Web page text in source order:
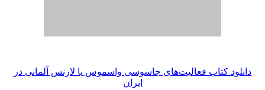
دانلود کتاب فعالیت‌های جاسوسی واسموس یا لارنس آلمانی در
ایران